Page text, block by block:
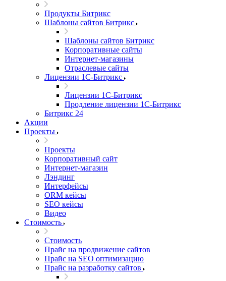
Продукты Битрикс
Шаблоны сайтов Битрикс
Шаблоны сайтов Битрикс
Корпоративные сайты
Интернет-магазины
Отраслевые сайты
Лицензии 1С-Битрикс
Лицензии 1С-Битрикс
Продление лицензии 1С-Битрикс
Битрикс 24
Акции
Проекты
Проекты
Корпоративный сайт
Интернет-магазин
Лэндинг
Интерфейсы
ORM кейсы
SEO кейсы
Видео
Стоимость
Стоимость
Прайс на продвижение сайтов
Прайс на SEO оптимизацию
Прайс на разработку сайтов